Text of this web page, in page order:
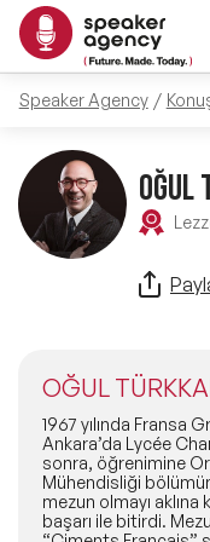
KONUŞMACILAR
Yerel
Global
Exclusive
Tüm
KONULAR
Öne Çıkan
Ünlü
İlham Veren
İlham Veren
ÇÖZÜMLER
Master Class
Akış Sunumu
HAKKIMIZDA
Biz Kimiz?
BLOG
Speaker Agency
OĞUL
OĞUL
1967 yılında Fransa
Ankara’da Lycée
sonra, öğrenimine
Mühendisliği
mezun olmayı
başarı ile bitirdi.